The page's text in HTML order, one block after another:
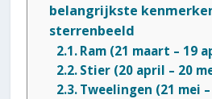
belangrijkste
sterrenbeeld
Ram (21 maart – 19
Stier (20 april – 20
Tweelingen (21 mei